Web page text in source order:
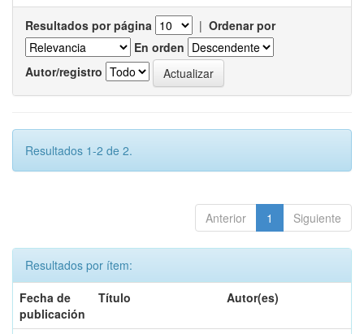
Resultados por página | Ordenar por
En orden
Autor/registro
Resultados 1-2 de 2.
Anterior 1 Siguiente
Resultados por ítem:
Fecha de
publicación
Título Autor(es)